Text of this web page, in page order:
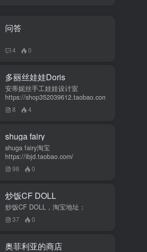
问答
4 0
多丽丝娃娃Doris
安蒂妮丝手工娃娃设计室
https://shop352039612.taobao.com
8 4
shuga fairy
shuga fairy淘宝
https://ibjd.taobao.com/
98 0
炒饭CF DOLL
炒饭CF DOLL，淘宝地址：
37 0
奥菲利亚的商店